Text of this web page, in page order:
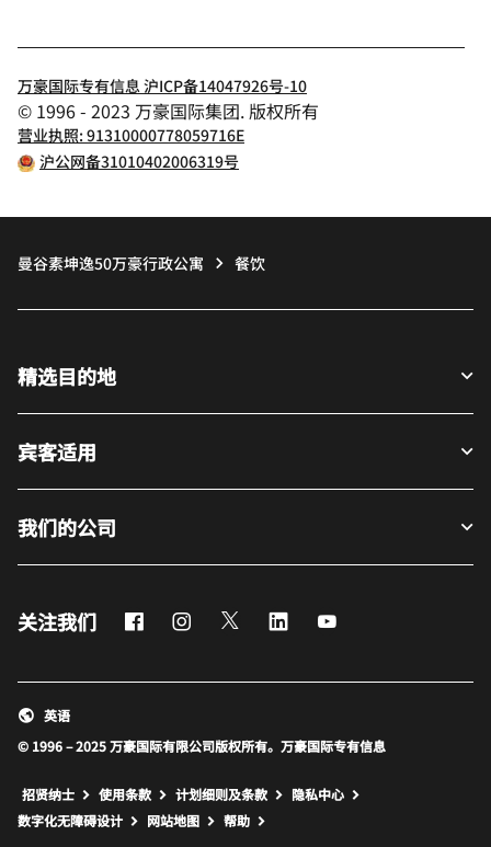
万豪国际专有信息 沪ICP备14047926号-10
© 1996 - 2023 万豪国际集团. 版权所有
营业执照: 91310000778059716E
沪公网备31010402006319号
曼谷素坤逸50万豪行政公寓 餐饮
精选目的地
宾客适用
我们的公司
关注我们 FacebookInstagram
Twitter LinkedIn
© 1996 – 2025 万豪国际有限公司版权所有。万豪国际专有信息
英语
招贤纳士 使用条款 计划细则及条款
隐私中心
数字化无障碍设计
网站地图 打开新窗口
帮助